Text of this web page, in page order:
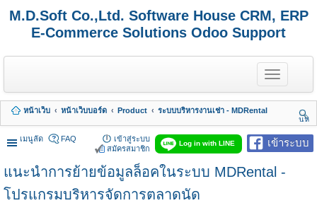
M.D.Soft Co.,Ltd. Software House CRM, ERP
E-Commerce Solutions Odoo Support
T
o
g
e
n
a
i
g
หน้าเว็บ หน้าเว็บบอร์ด Product
ระบบบริหารงานเช่า - MDRental
นห
า
เมนูลัด
เข้าระบบ
Log in with LINE
FAQ
เข้าสู่ระบบ
สมัครสมาชิก
แนะนำการย้ายข้อมูลล็อคในระบบ MDRental -
โปรแกรมบริหารจัดการตลาดนัด